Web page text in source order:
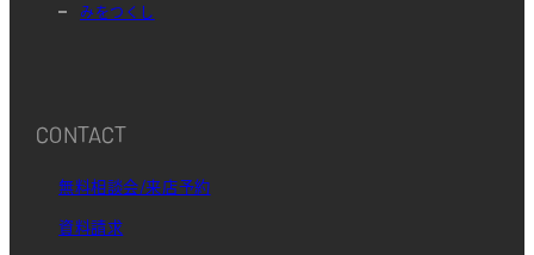
みをつくし
CONTACT
無料相談会/来店予約
資料請求